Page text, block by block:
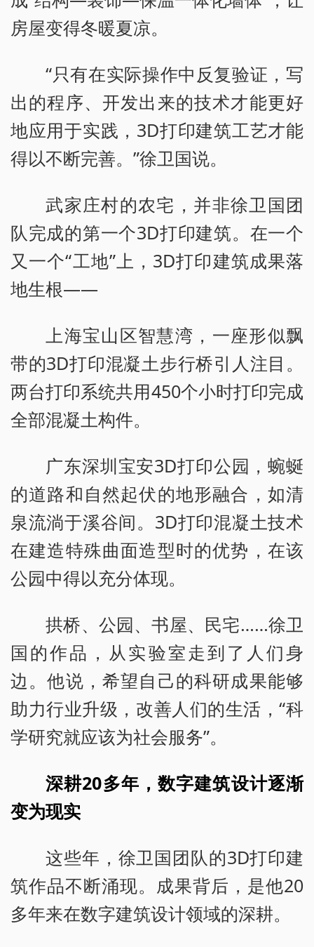
房屋变得冬暖夏凉。
“只有在实际操作中反复验证，写
出的程序、开发出来的技术才能更好
地应用于实践，3D打印建筑工艺才能
得以不断完善。”徐卫国说。
武家庄村的农宅，并非徐卫国团
队完成的第一个3D打印建筑。在一个
又一个“工地”上，3D打印建筑成果落
地生根——
上海宝山区智慧湾，一座形似飘
带的3D打印混凝土步行桥引人注目。
两台打印系统共用450个小时打印完成
全部混凝土构件。
广东深圳宝安3D打印公园，蜿蜒
的道路和自然起伏的地形融合，如清
泉流淌于溪谷间。3D打印混凝土技术
在建造特殊曲面造型时的优势，在该
公园中得以充分体现。
拱桥、公园、书屋、民宅……徐卫
国的作品，从实验室走到了人们身
边。他说，希望自己的科研成果能够
助力行业升级，改善人们的生活，“科
学研究就应该为社会服务”。
深耕20多年，数字建筑设计逐渐
变为现实
这些年，徐卫国团队的3D打印建
筑作品不断涌现。成果背后，是他20
多年来在数字建筑设计领域的深耕。